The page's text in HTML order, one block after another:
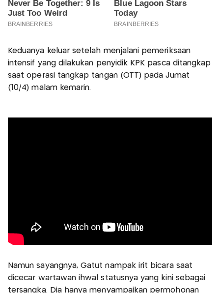
Keduanya keluar setelah menjalani pemeriksaan
intensif yang dilakukan penyidik KPK pasca ditangkap
saat operasi tangkap tangan (OTT) pada Jumat
(10/4) malam kemarin.
Namun sayangnya, Gatut nampak irit bicara saat
dicecar wartawan ihwal statusnya yang kini sebagai
tersangka. Dia hanya menyampaikan permohonan